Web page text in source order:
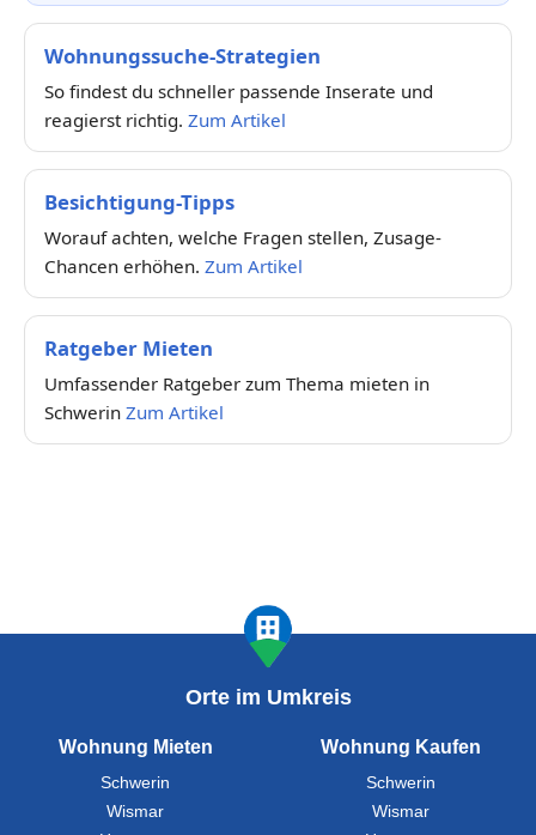
Wohnungssuche-Strategien
So findest du schneller passende Inserate und
reagierst richtig. Zum Artikel
Besichtigung-Tipps
Worauf achten, welche Fragen stellen, Zusage-
Chancen erhöhen. Zum Artikel
Ratgeber Mieten
Umfassender Ratgeber zum Thema mieten in
Schwerin Zum Artikel
Orte im Umkreis
Wohnung Mieten
Schwerin
Wismar
Wohnung Kaufen
Schwerin
Wismar